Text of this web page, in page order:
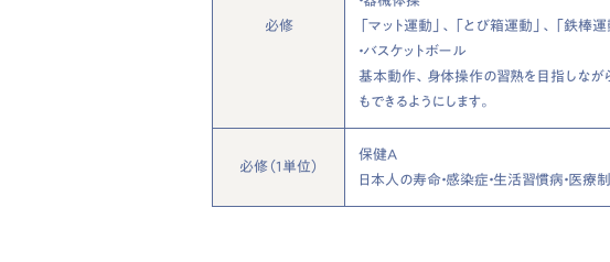
必修
「マット運動」、「とび箱運動」、「鉄棒
・バスケットボール
基本動作、身体操作の習熟を目指しなが
もできるようにします。
必修（1単位）
保健A
日本人の寿命・感染症・生活習慣病・医